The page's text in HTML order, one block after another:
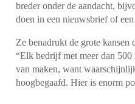
breder onder de aandacht,
doen in een nieuwsbrief of
Ze benadrukt de grote kansen
“Elk bedrijf met meer dan
van maken, want
hoogbegaafd. Hier is enorm